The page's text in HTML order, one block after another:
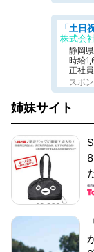
株式会
静岡
時給
正社員
スポ
姉妹サイト